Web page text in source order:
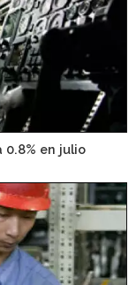
en julio